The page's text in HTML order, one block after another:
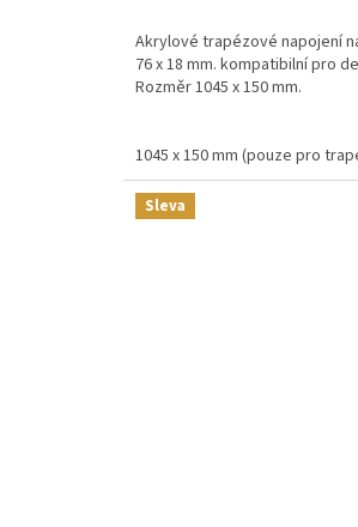
Akrylové trapézové napojení
76 x 18 mm. kompatibilní pro
Rozměr 1045 x 150 mm.
1045 x 150 mm (pouze pro
Sleva